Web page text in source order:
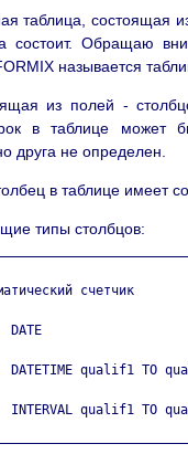
таблица,
состоит. Обращаю
называется
из полей -
в таблице может
друга не определен.
в таблице имеет
типы столбцов:
счетчик
DATE
DATETIME qualif1 TO
INTERVAL qualif1 TO